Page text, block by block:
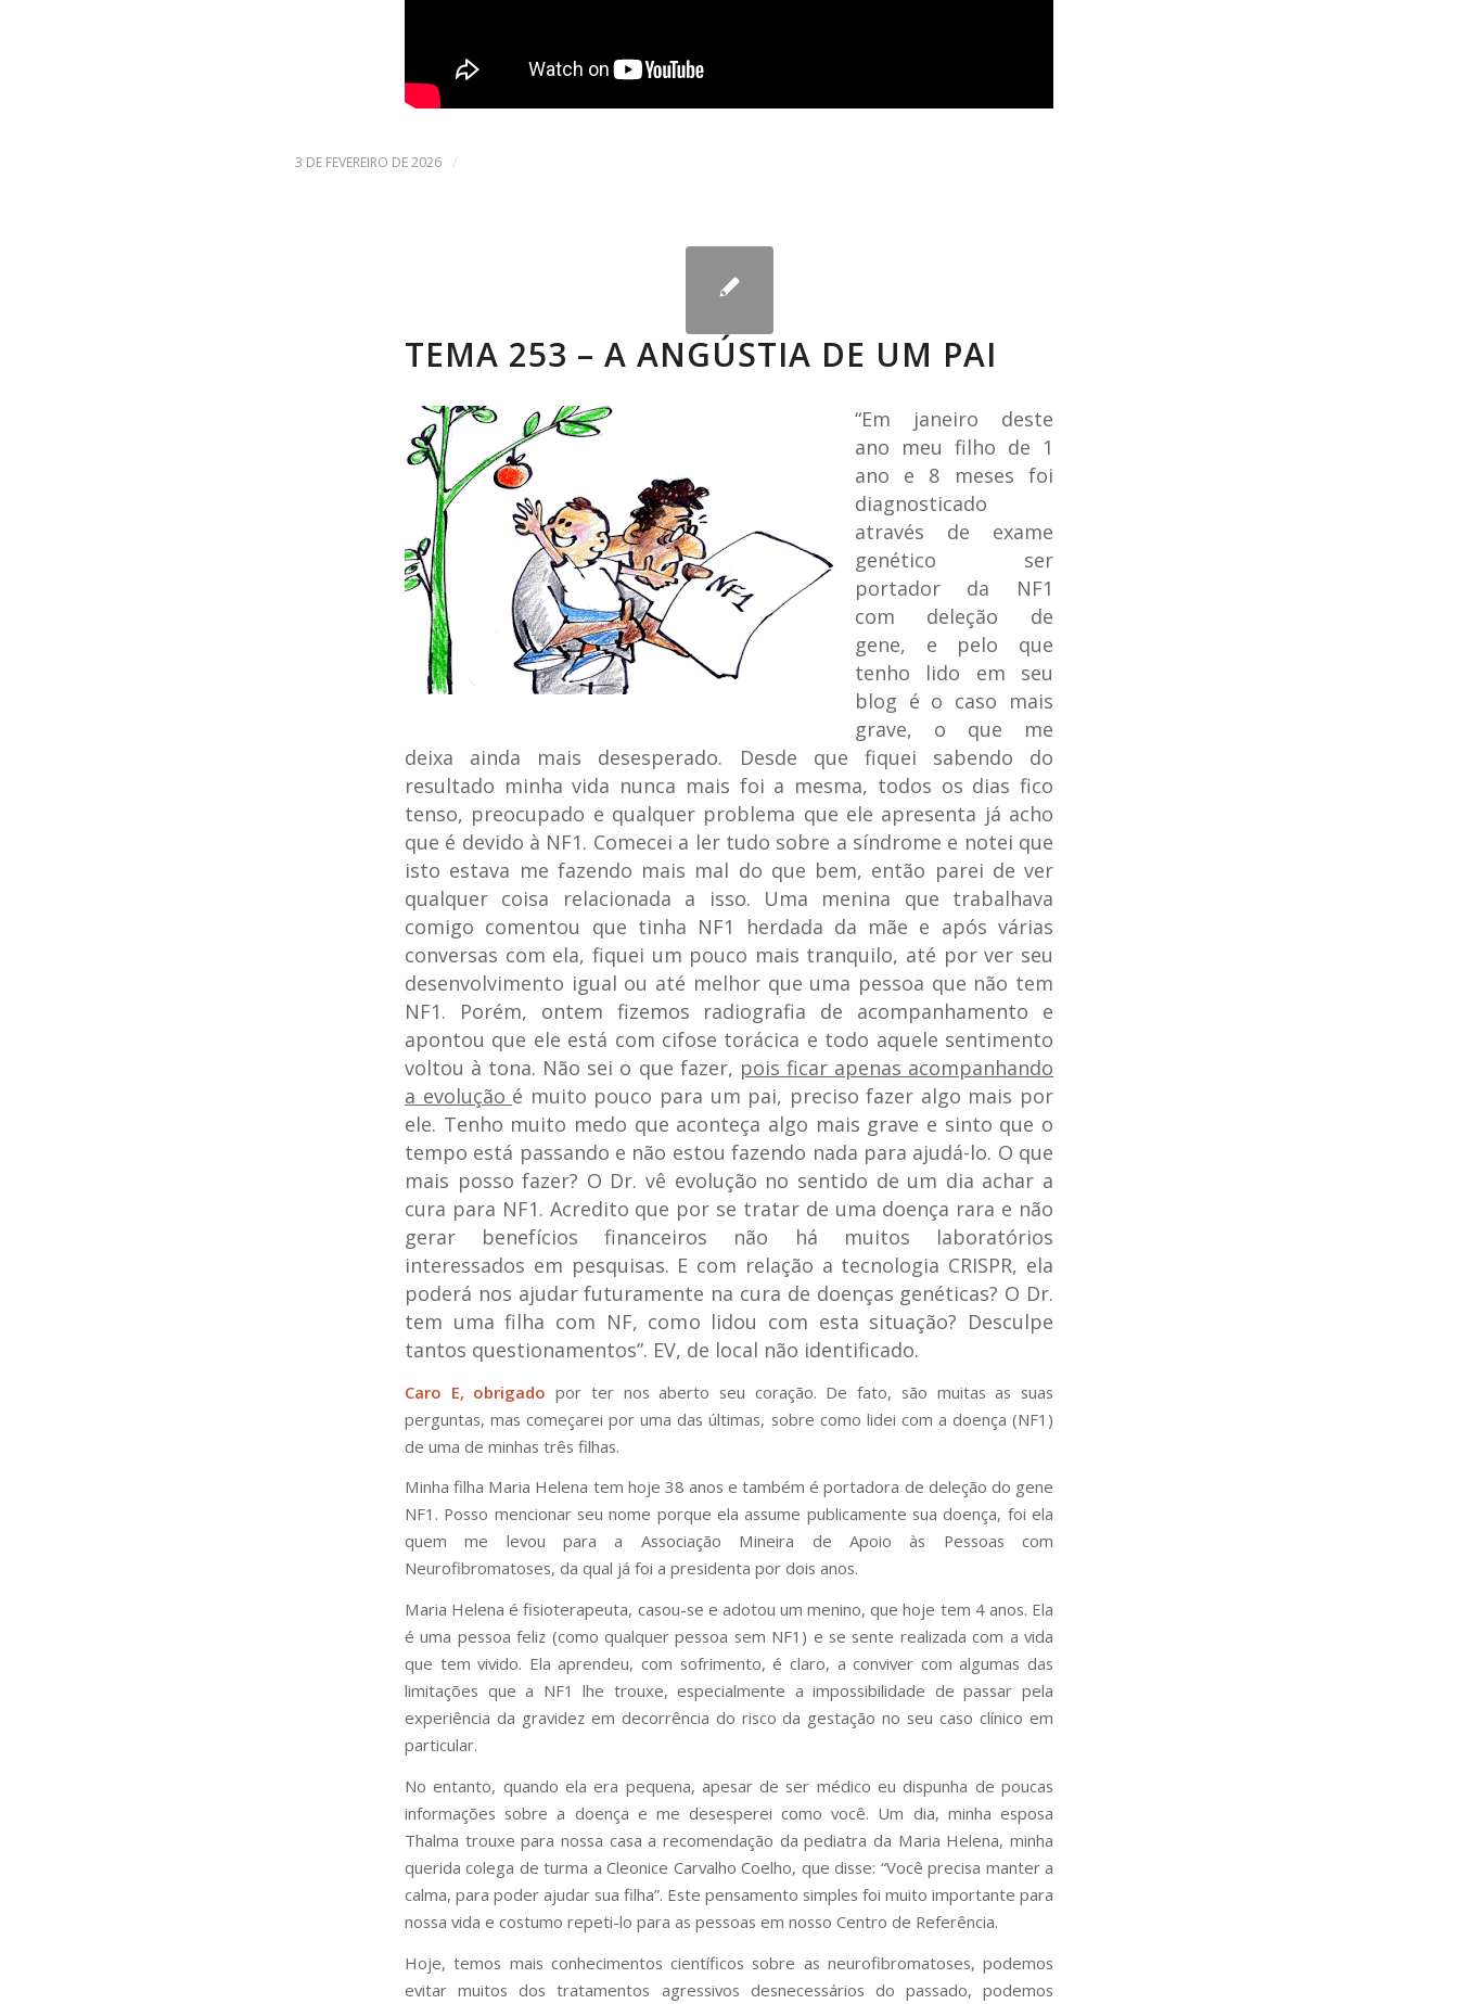
3 DE FEVEREIRO DE 2026 /
TEMA 253 – A ANGÚSTIA DE UM PAI
“Em janeiro deste
ano meu filho de 1
ano e 8 meses foi
diagnosticado
através de exame
genético ser
portador da NF1
com deleção de
gene, e pelo que
tenho lido em seu
blog é o caso mais
grave, o que me
deixa ainda mais desesperado. Desde que fiquei sabendo do
resultado minha vida nunca mais foi a mesma, todos os dias fico
tenso, preocupado e qualquer problema que ele apresenta já acho
que é devido à NF1. Comecei a ler tudo sobre a síndrome e notei que
isto estava me fazendo mais mal do que bem, então parei de ver
qualquer coisa relacionada a isso. Uma menina que trabalhava
comigo comentou que tinha NF1 herdada da mãe e após várias
conversas com ela, fiquei um pouco mais tranquilo, até por ver seu
desenvolvimento igual ou até melhor que uma pessoa que não tem
NF1. Porém, ontem fizemos radiografia de acompanhamento e
apontou que ele está com cifose torácica e todo aquele sentimento
voltou à tona. Não sei o que fazer, pois ficar apenas acompanhando
a evolução é muito pouco para um pai, preciso fazer algo mais por
ele. Tenho muito medo que aconteça algo mais grave e sinto que o
tempo está passando e não estou fazendo nada para ajudá-lo. O que
mais posso fazer? O Dr. vê evolução no sentido de um dia achar a
cura para NF1. Acredito que por se tratar de uma doença rara e não
gerar benefícios financeiros não há muitos laboratórios
interessados em pesquisas. E com relação a tecnologia CRISPR, ela
poderá nos ajudar futuramente na cura de doenças genéticas? O Dr.
tem uma filha com NF, como lidou com esta situação? Desculpe
tantos questionamentos”. EV, de local não identificado.
Caro E, obrigado por ter nos aberto seu coração. De fato, são muitas as suas
perguntas, mas começarei por uma das últimas, sobre como lidei com a doença (NF1)
de uma de minhas três filhas.
Minha filha Maria Helena tem hoje 38 anos e também é portadora de deleção do gene
NF1. Posso mencionar seu nome porque ela assume publicamente sua doença, foi ela
quem me levou para a Associação Mineira de Apoio às Pessoas com
Neurofibromatoses, da qual já foi a presidenta por dois anos.
Maria Helena é fisioterapeuta, casou-se e adotou um menino, que hoje tem 4 anos. Ela
é uma pessoa feliz (como qualquer pessoa sem NF1) e se sente realizada com a vida
que tem vivido. Ela aprendeu, com sofrimento, é claro, a conviver com algumas das
limitações que a NF1 lhe trouxe, especialmente a impossibilidade de passar pela
experiência da gravidez em decorrência do risco da gestação no seu caso clínico em
particular.
No entanto, quando ela era pequena, apesar de ser médico eu dispunha de poucas
informações sobre a doença e me desesperei como você. Um dia, minha esposa
Thalma trouxe para nossa casa a recomendação da pediatra da Maria Helena, minha
querida colega de turma a Cleonice Carvalho Coelho, que disse: “Você precisa manter a
calma, para poder ajudar sua filha”. Este pensamento simples foi muito importante para
nossa vida e costumo repeti-lo para as pessoas em nosso Centro de Referência.
Hoje, temos mais conhecimentos científicos sobre as neurofibromatoses, podemos
evitar muitos dos tratamentos agressivos desnecessários do passado, podemos